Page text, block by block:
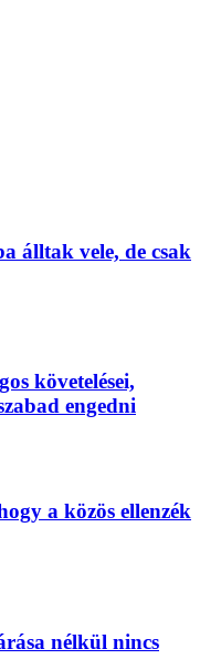
álltak vele, de csak
követelései,
engedni
a közös ellenzék
nélkül nincs